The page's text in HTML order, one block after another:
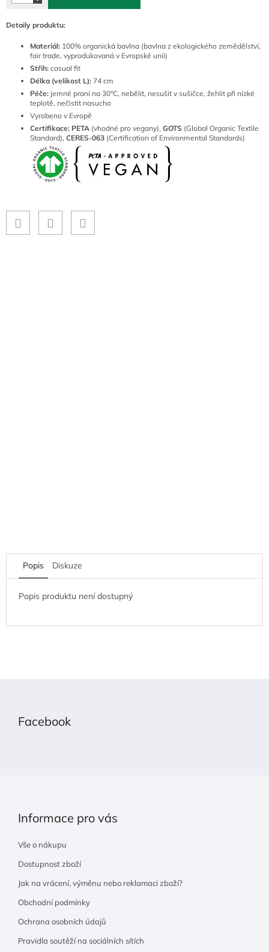
Detaily produktu:
Materiál: 100% organická bavlna (bavlna z ekologického zemědělství,
fair trade, vyprodukovaná v Evropské unii)
Střih: casual fit
Délka (velikost L): 74 cm
Péče: jemné praní na 30°C, nebělit, nesušit v sušičce, žehlit při nízké
teplotě, nečistit nasucho
Vyrobeno v Evropě
Certifikace: PETA (vhodné pro vegany), GOTS (Global Organic Textile
Standard), CERES-063 (Certification of Environmental Standards)
Popis Diskuze
Popis produktu není dostupný
Facebook
Informace pro vás
Vše o nákupu
Dostupnost zboží
Jak na vrácení, výměnu nebo reklamaci zboží?
Obchodní podmínky
Ochrana osobních údajů
Pravidla soutěží na sociálních sítích